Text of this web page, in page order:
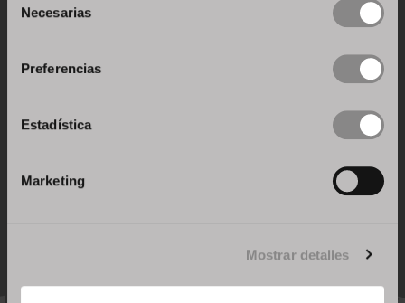
Necesarias
Preferencias
Estadística
Marketing
Mostrar detalles
Descubre todos los sistemas de